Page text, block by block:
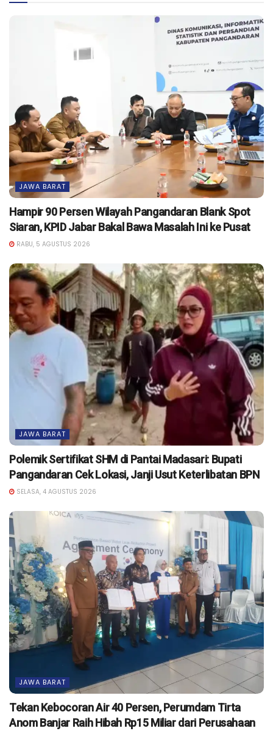
JAWA BARAT
Hampir 90 Persen Wilayah Pangandaran Blank Spot
Siaran, KPID Jabar Bakal Bawa Masalah Ini ke Pusat
RABU, 5 AGUSTUS 2026
JAWA BARAT
Polemik Sertifikat SHM di Pantai Madasari: Bupati
Pangandaran Cek Lokasi, Janji Usut Keterlibatan BPN
SELASA, 4 AGUSTUS 2026
JAWA BARAT
Tekan Kebocoran Air 40 Persen, Perumdam Tirta
Anom Banjar Raih Hibah Rp15 Miliar dari Perusahaan